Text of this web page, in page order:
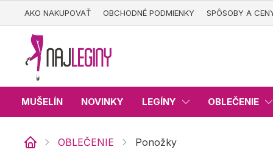
obsah
AKO NAKUPOVAŤ OBCHODNÉ PODMIENKY SPÔSOBY A
MUŠELÍN NOVINKY LEGÍNY OBLEČENIE
DomovOBLEČENIE Ponožky